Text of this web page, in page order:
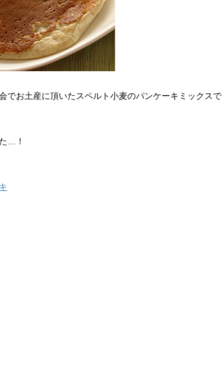
でお土産に頂いたスペルト小麦のパンケーキミックスで
…！